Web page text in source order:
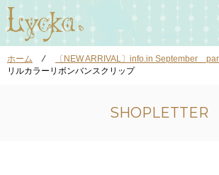
ホーム ⁄ 〔NEW ARRIVAL〕info.in September
リルカラーリボンバンスクリップ
SHOPLETTER